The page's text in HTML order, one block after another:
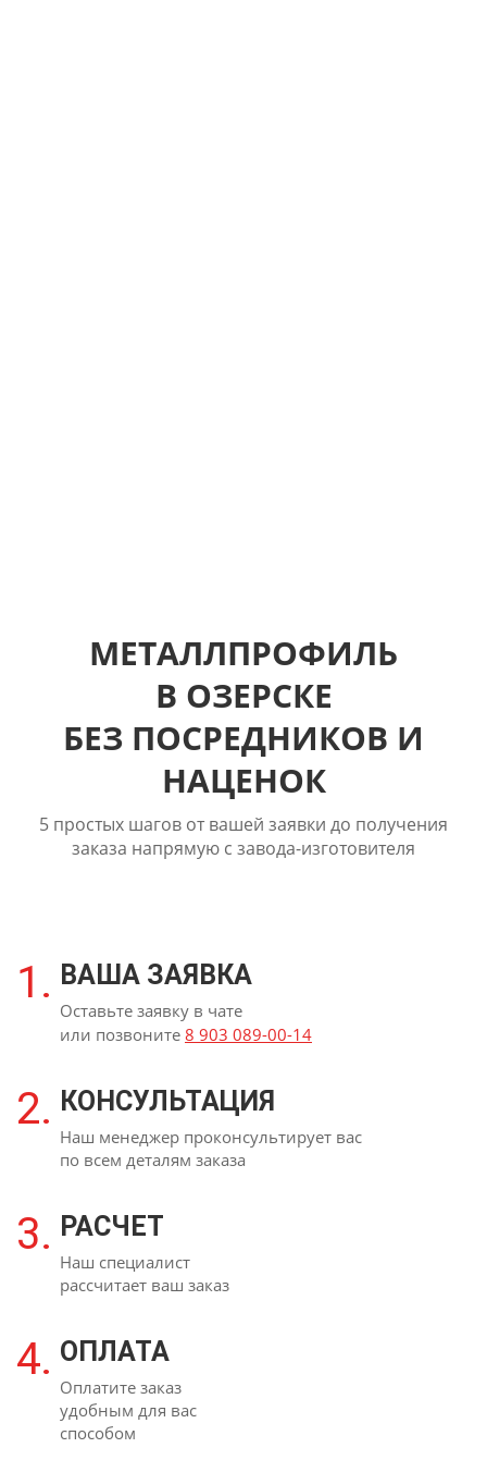
МЕТАЛЛПРОФИЛЬ
В ОЗЕРСКЕ
БЕЗ ПОСРЕДНИКОВ И
НАЦЕНОК
5 простых шагов от вашей заявки до получения
заказа напрямую с завода-изготовителя
1. ВАША ЗАЯВКА
Оставьте заявку в чате
или позвоните 8 903 089-00-14
2. КОНСУЛЬТАЦИЯ
Наш менеджер проконсультирует вас
по всем деталям заказа
3. РАСЧЕТ
Наш специалист
рассчитает ваш заказ
4. ОПЛАТА
Оплатите заказ
удобным для вас
способом